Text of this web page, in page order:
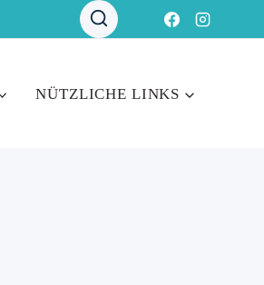
NÜTZLICHE LINKS